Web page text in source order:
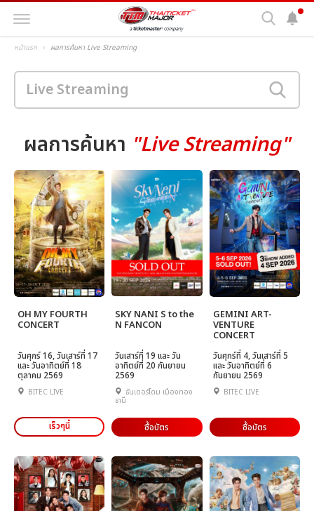
หน้าแรก ผลการค้นหา Live Streaming
ผลการค้นหา "Live Streaming"
OH MY FOURTH
CONCERT
วันศุกร์ 16, วันเสาร์ที่ 17
และ วันอาทิตย์ที่ 18
ตุลาคม 2569
BITEC LIVE
เร็วๆนี้
SKY NANI S to the
N FANCON
วันเสาร์ที่ 19 และ วัน
อาทิตย์ที่ 20 กันยายน
2569
ธันเดอร์โดม เมืองทอง
ธานี
ซื้อบัตร
GEMINI ART-
VENTURE
CONCERT
วันศุกร์ที่ 4, วันเสาร์ที่ 5
และ วันอาทิตย์ที่ 6
กันยายน 2569
BITEC LIVE
ซื้อบัตร